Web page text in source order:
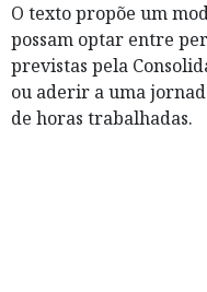
O texto propõe um
possam optar entre
previstas pela
ou aderir a uma
de horas trabalhadas.